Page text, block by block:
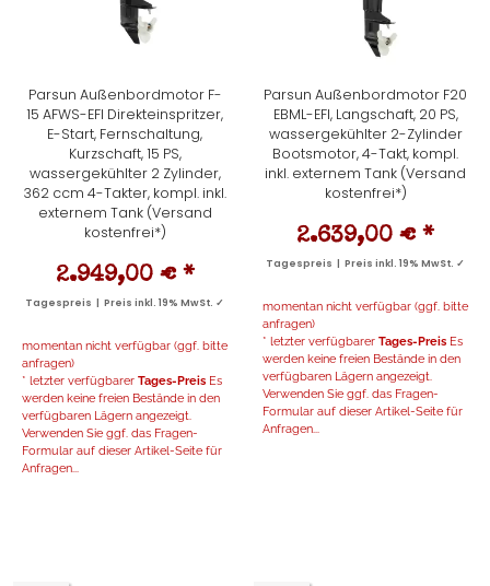
Parsun Außenbordmotor F-
15 AFWS-EFI Direkteinspritzer,
E-Start, Fernschaltung,
Kurzschaft, 15 PS,
wassergekühlter 2 Zylinder,
362 ccm 4-Takter, kompl. inkl.
externem Tank (Versand
kostenfrei*)
2.949,00 € *
Tagespreis | Preis inkl. 19% MwSt. ✓
momentan nicht verfügbar (ggf. bitte
anfragen)
* letzter verfügbarer Tages-Preis Es
werden keine freien Bestände in den
verfügbaren Lägern angezeigt.
Verwenden Sie ggf. das Fragen-
Formular auf dieser Artikel-Seite für
Anfragen...
Parsun Außenbordmotor F20
EBML-EFI, Langschaft, 20 PS,
wassergekühlter 2-Zylinder
Bootsmotor, 4-Takt, kompl.
inkl. externem Tank (Versand
kostenfrei*)
2.639,00 € *
Tagespreis | Preis inkl. 19% MwSt. ✓
momentan nicht verfügbar (ggf. bitte
anfragen)
* letzter verfügbarer Tages-Preis Es
werden keine freien Bestände in den
verfügbaren Lägern angezeigt.
Verwenden Sie ggf. das Fragen-
Formular auf dieser Artikel-Seite für
Anfragen...